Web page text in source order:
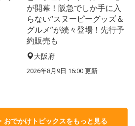
が開幕！阪急でしか手に入
らない“スヌーピーグッズ＆
グルメ”が続々登場！先行予
約販売も
大阪府
2026年8月9日 16:00更新
おでかけトピックスをもっと見る